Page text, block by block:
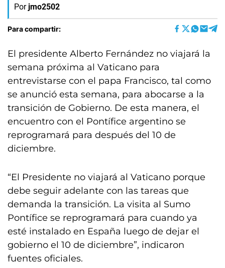
Por jmo2502
Para compartir:
El presidente Alberto Fernández no viajará la
semana próxima al Vaticano para
entrevistarse con el papa Francisco, tal como
se anunció esta semana, para abocarse a la
transición de Gobierno. De esta manera, el
encuentro con el Pontífice argentino se
reprogramará para después del 10 de
diciembre.
“El Presidente no viajará al Vaticano porque
debe seguir adelante con las tareas que
demanda la transición. La visita al Sumo
Pontífice se reprogramará para cuando ya
esté instalado en España luego de dejar el
gobierno el 10 de diciembre”, indicaron
fuentes oficiales.